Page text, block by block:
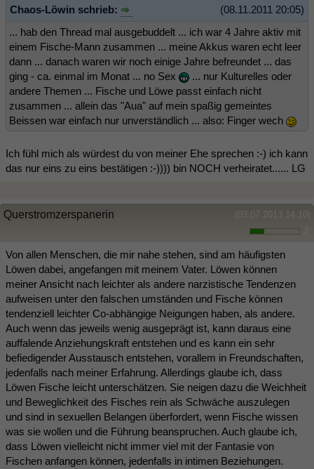
(08.11.2011 20:05)
Chaos-Löwin schrieb:
... hab den Thread mal ausgebuddelt ... ich war 4 Jahre aktiv mit
einem Fische-Mann zusammen ... meine Akkus waren echt leer
dann ... danach waren wir noch einige Jahre befreundet ... das
ging - ca. einmal im Monat ... no Sex
... nur Kulturelles oder
andere Themen ... Fische und Löwe passt einfach nicht
zusammen ... allein das "Aua" auf mein spaßig gemeintes
Beissen war einfach nur unverständlich ... also: Finger wech
Ich fühl mich als würdest du von meiner Ehe sprechen :-) ich kann
das nur eins zu eins bestätigen :-)))) bin NOCH verheiratet...... LG
(03.07.2013 14:10)
Querstromzerspanerin
Von allen Menschen, die mir nahe stehen, sind am häufigsten
Löwen dabei, angefangen mit meinem Vater. Löwen können
meiner Ansicht nach leichter als andere narzistische Tendenzen
aufweisen unter den falschen umständen und Fische können
tendenziell leichter Co-abhängige Neigungen haben, als andere.
Auch wenn das jeweils wenig ausgeprägt ist, kann daraus eine
auffalende Anziehungskraft entstehen und es kann ein sehr
befiedigender Ausstausch entstehen, vorallem in Freundschaften,
jedenfalls nach meiner Erfahrung. Allerdings glaube ich, dass
Löwen Fische leicht unterschätzen. Sie neigen dazu die Weichheit
und Beweglichkeit des Fisches rein als Schwäche auszulegen
und sind in sexuellen Belangen überfordert, wenn Fische wissen
was sie wollen und die Führung beanspruchen. Auch glaube ich,
dass Löwen vielleicht nicht immer viel mit der Fantasie von
Fischen anfangen können, jedenfalls in intimen Beziehungen.